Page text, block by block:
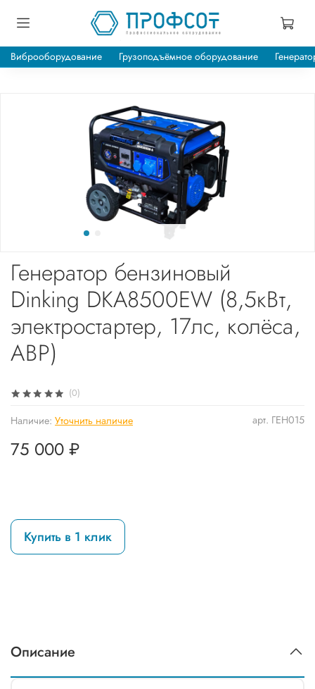
Виброоборудование Грузоподъёмное оборудование
(0)
арт. ГЕН015
Наличие: Уточнить наличие
Генератор бензиновый
Dinking DKA8500EW (8,5кВт,
электростартер, 17лс, колёса,
АВР)
75 000 ₽
Купить в 1 клик
Описание